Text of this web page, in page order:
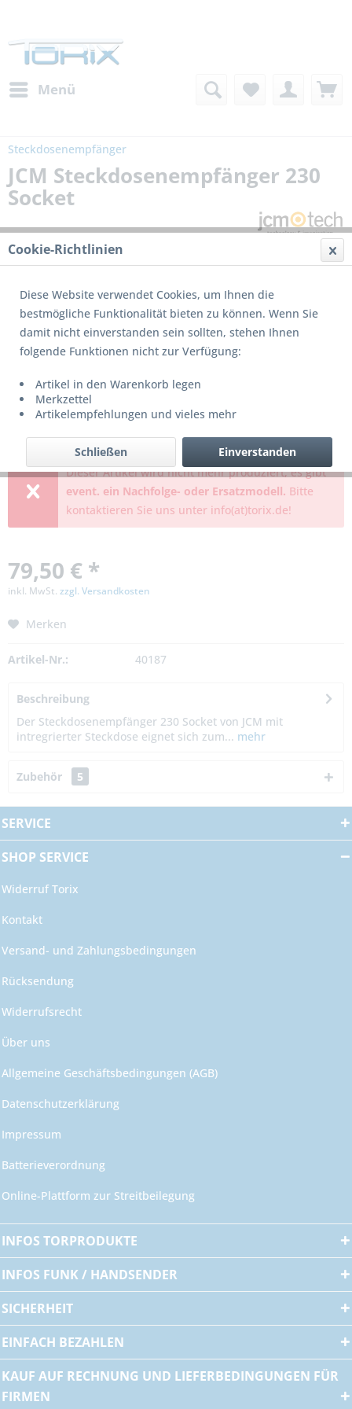
Menü
Steckdosenempfänger
JCM Steckdosenempfänger 230
Socket
Dieser Artikel wird nicht mehr produziert, es gibt
event. ein Nachfolge- oder Ersatzmodell. Bitte
kontaktieren Sie uns unter info(at)torix.de!
79,50 € *
inkl. MwSt. zzgl. Versandkosten
Merken
Artikel-Nr.: 40187
Beschreibung
Der Steckdosenempfänger 230 Socket von JCM mit
intregrierter Steckdose eignet sich zum... mehr
Zubehör 5
SERVICE
SHOP SERVICE
Widerruf Torix
Kontakt
Versand- und Zahlungsbedingungen
Rücksendung
Widerrufsrecht
Über uns
Allgemeine Geschäftsbedingungen (AGB)
Datenschutzerklärung
Impressum
Batterieverordnung
Online-Plattform zur Streitbeilegung
INFOS TORPRODUKTE
INFOS FUNK / HANDSENDER
SICHERHEIT
EINFACH BEZAHLEN
KAUF AUF RECHNUNG UND LIEFERBEDINGUNGEN FÜR
FIRMEN
Cookie-Richtlinien
Diese Website verwendet Cookies, um Ihnen die
bestmögliche Funktionalität bieten zu können. Wenn Sie
damit nicht einverstanden sein sollten, stehen Ihnen
folgende Funktionen nicht zur Verfügung:
Artikel in den Warenkorb legen
Merkzettel
Artikelempfehlungen und vieles mehr
Einverstanden
Schließen